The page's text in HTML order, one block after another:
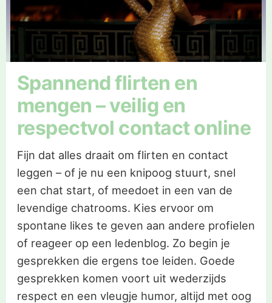
Spannend flirten en
mengen – veilig en
respectvol contact online
Fijn dat alles draait om flirten en contact
leggen – of je nu een knipoog stuurt, snel
een chat start, of meedoet in een van de
levendige chatrooms. Kies ervoor om
spontane likes te geven aan andere profielen
of reageer op een ledenblog. Zo begin je
gesprekken die ergens toe leiden. Goede
gesprekken komen voort uit wederzijds
respect en een vleugje humor, altijd met oog